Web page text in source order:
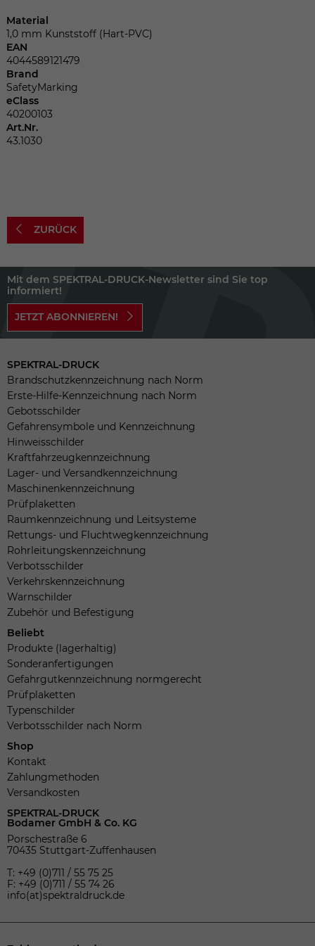
Material
1,0 mm Kunststoff (Hart-PVC)
EAN
4044589121479
Brand
SafetyMarking
eClass
40200103
Art.Nr.
43.1030
ZURÜCK
Mit dem SPEKTRAL-DRUCK-Newsletter sind Sie top
informiert!
JETZT ABONNIEREN!
SPEKTRAL-DRUCK
Brandschutzkennzeichnung nach Norm
Erste-Hilfe-Kennzeichnung nach Norm
Gebotsschilder
Gefahrensymbole und Kennzeichnung
Hinweisschilder
Kraftfahrzeugkennzeichnung
Lager- und Versandkennzeichnung
Maschinenkennzeichnung
Prüfplaketten
Raumkennzeichnung und Leitsysteme
Rettungs- und Fluchtwegkennzeichnung
Rohrleitungskennzeichnung
Verbotsschilder
Verkehrskennzeichnung
Warnschilder
Zubehör und Befestigung
Beliebt
Produkte (lagerhaltig)
Sonderanfertigungen
Gefahrgutkennzeichnung normgerecht
Prüfplaketten
Typenschilder
Verbotsschilder nach Norm
Shop
Kontakt
Zahlungmethoden
Versandkosten
SPEKTRAL-DRUCK
Bodamer GmbH & Co. KG
Porschestraße 6
70435 Stuttgart-Zuffenhausen
T: +49 (0)711 / 55 75 25
F: +49 (0)711 / 55 74 26
info(at)spektraldruck.de
Zweck
zufällig generierte ID, für die historische
Name
Zweck